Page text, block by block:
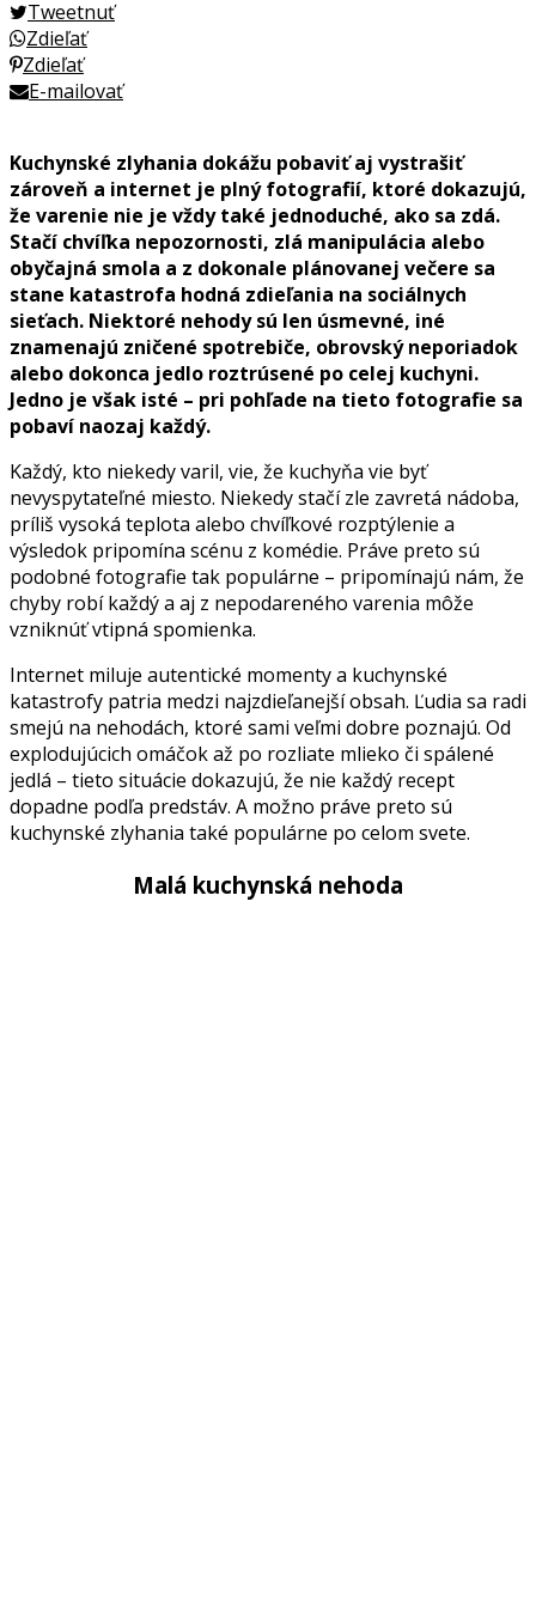
Tweetnuť
Zdieľať
Zdieľať
E-mailovať
Kuchynské zlyhania dokážu pobaviť aj vystrašiť
zároveň a internet je plný fotografií, ktoré dokazujú,
že varenie nie je vždy také jednoduché, ako sa zdá.
Stačí chvíľka nepozornosti, zlá manipulácia alebo
obyčajná smola a z dokonale plánovanej večere sa
stane katastrofa hodná zdieľania na sociálnych
sieťach. Niektoré nehody sú len úsmevné, iné
znamenajú zničené spotrebiče, obrovský neporiadok
alebo dokonca jedlo roztrúsené po celej kuchyni.
Jedno je však isté – pri pohľade na tieto fotografie sa
pobaví naozaj každý.
Každý, kto niekedy varil, vie, že kuchyňa vie byť
nevyspytateľné miesto. Niekedy stačí zle zavretá nádoba,
príliš vysoká teplota alebo chvíľkové rozptýlenie a
výsledok pripomína scénu z komédie. Práve preto sú
podobné fotografie tak populárne – pripomínajú nám, že
chyby robí každý a aj z nepodareného varenia môže
vzniknúť vtipná spomienka.
Internet miluje autentické momenty a kuchynské
katastrofy patria medzi najzdieľanejší obsah. Ľudia sa radi
smejú na nehodách, ktoré sami veľmi dobre poznajú. Od
explodujúcich omáčok až po rozliate mlieko či spálené
jedlá – tieto situácie dokazujú, že nie každý recept
dopadne podľa predstáv. A možno práve preto sú
kuchynské zlyhania také populárne po celom svete.
Malá kuchynská nehoda